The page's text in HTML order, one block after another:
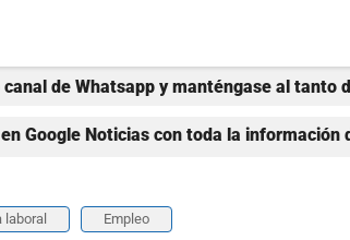
de Whatsapp y manténgase al tanto
Google Noticias con toda la información
laboral Empleo